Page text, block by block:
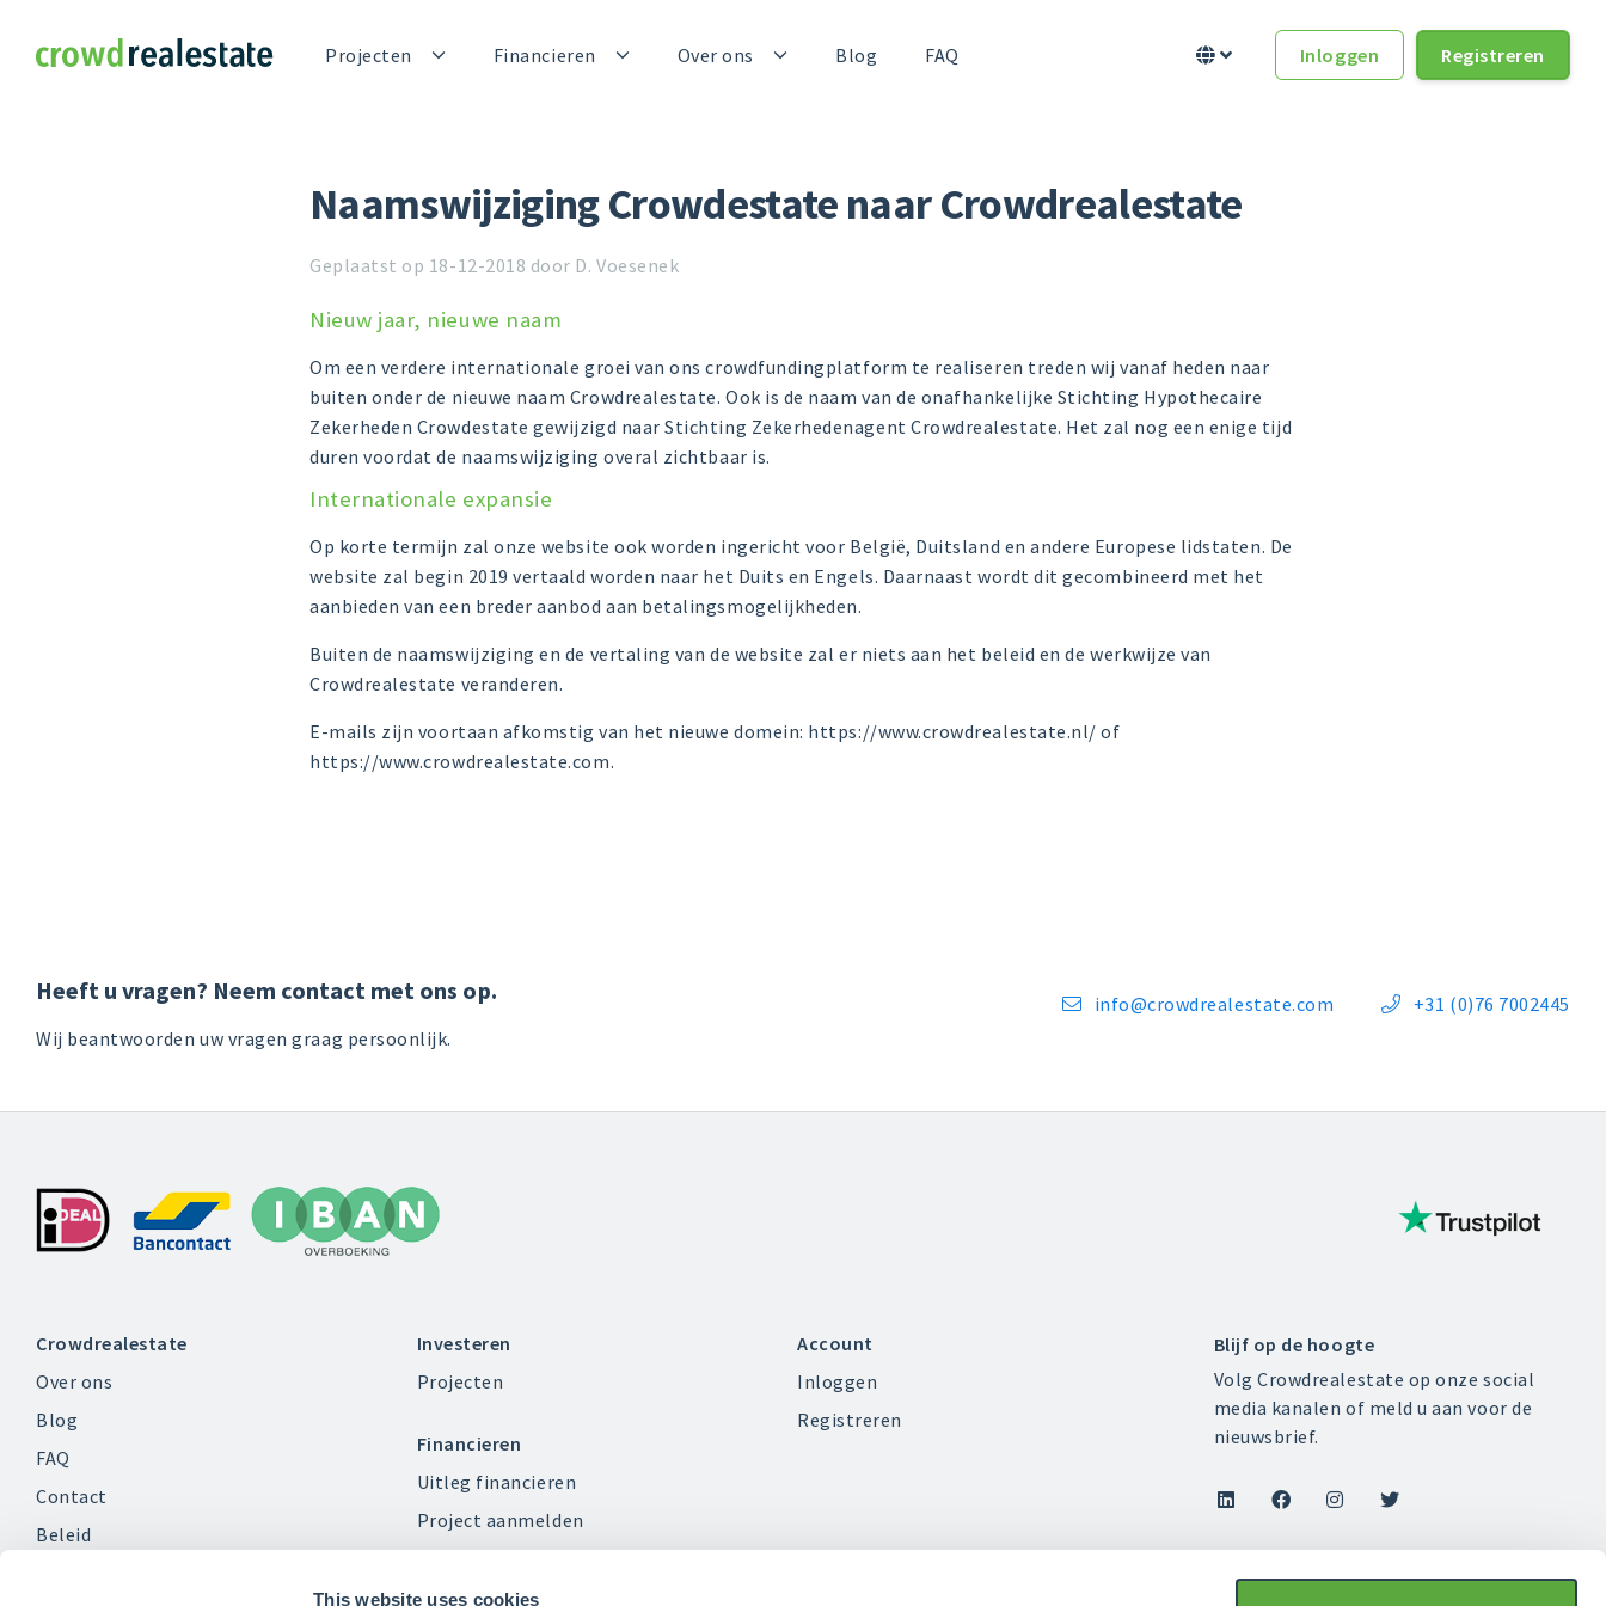
This website uses cookies
Crowdrealestate Projecten Financieren Over ons Blog FAQ   Inloggen Registreren
Naamswijziging Crowdestate naar Crowdrealestate
Geplaatst op 18-12-2018 door D. Voesenek
Nieuw jaar, nieuwe naam
Om een verdere internationale groei van ons crowdfundingplatform te realiseren treden wij vanaf heden naar
buiten onder de nieuwe naam Crowdrealestate. Ook is de naam van de onafhankelijke Stichting Hypothecaire
Zekerheden Crowdestate gewijzigd naar Stichting Zekerhedenagent Crowdrealestate. Het zal nog een enige tijd
duren voordat de naamswijziging overal zichtbaar is.
Internationale expansie
Op korte termijn zal onze website ook worden ingericht voor België, Duitsland en andere Europese lidstaten. De
website zal begin 2019 vertaald worden naar het Duits en Engels. Daarnaast wordt dit gecombineerd met het
aanbieden van een breder aanbod aan betalingsmogelijkheden.
Buiten de naamswijziging en de vertaling van de website zal er niets aan het beleid en de werkwijze van
Crowdrealestate veranderen.
E-mails zijn voortaan afkomstig van het nieuwe domein: https://www.crowdrealestate.nl/ of
https://www.crowdrealestate.com.
Heeft u vragen? Neem contact met ons op.
Wij beantwoorden uw vragen graag persoonlijk.
 info@crowdrealestate.com  +31 (0)76 7002445
Crowdrealestate
Over ons
Blog
FAQ
Contact
Beleid
Investeren
Projecten
Financieren
Uitleg financieren
Project aanmelden
Account
Inloggen
Registreren
Blijf op de hoogte
Volg Crowdrealestate op onze social
media kanalen of meld u aan voor de
nieuwsbrief.
   